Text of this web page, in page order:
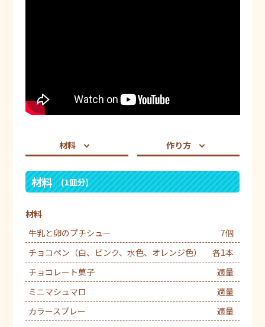
材料 作り方
材料 (1皿分)
材料
牛乳と卵のプチシュー
7個
チョコペン（白、ピンク、水色、オレンジ色）
各1本
チョコレート菓子
適量
ミニマシュマロ
適量
カラースプレー
適量